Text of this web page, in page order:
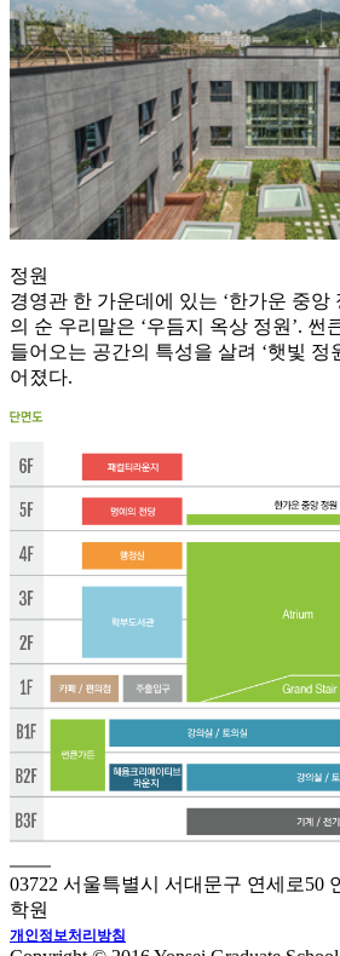
정원
경영관 한 가운데에 있는 ‘한가운 중앙
의 순 우리말은 ‘우듬지 옥상 정원’. 썬
들어오는 공간의 특성을 살려 ‘햇빛 정
어졌다.
03722 서울특별시 서대문구 연세로50
학원
개인정보처리방침